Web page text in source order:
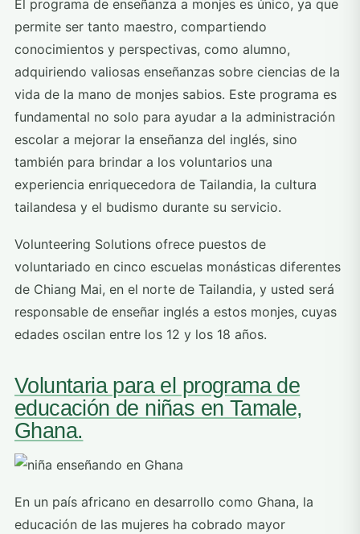
El programa de enseñanza a monjes es único, ya que
permite ser tanto maestro, compartiendo
conocimientos y perspectivas, como alumno,
adquiriendo valiosas enseñanzas sobre ciencias de la
vida de la mano de monjes sabios. Este programa es
fundamental no solo para ayudar a la administración
escolar a mejorar la enseñanza del inglés, sino
también para brindar a los voluntarios una
experiencia enriquecedora de Tailandia, la cultura
tailandesa y el budismo durante su servicio.
Volunteering Solutions ofrece puestos de
voluntariado en cinco escuelas monásticas diferentes
de Chiang Mai, en el norte de Tailandia, y usted será
responsable de enseñar inglés a estos monjes, cuyas
edades oscilan entre los 12 y los 18 años.
Voluntaria para el programa de
educación de niñas en Tamale,
Ghana.
En un país africano en desarrollo como Ghana, la
educación de las mujeres ha cobrado mayor